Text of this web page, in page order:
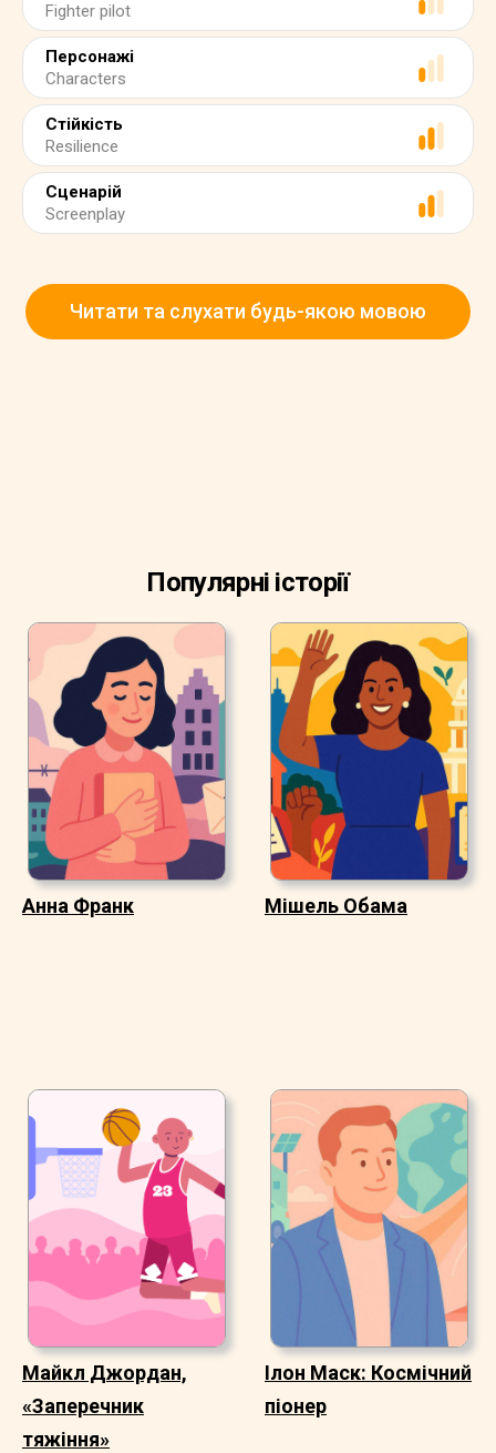
Fighter pilot
Персонажі
Characters
Стійкість
Resilience
Сценарій
Screenplay
Читати та слухати будь-якою мовою
Популярні історії
Анна Франк Мішель Обама
Майкл Джордан,
«Заперечник
тяжіння»
Ілон Маск: Космічний
піонер